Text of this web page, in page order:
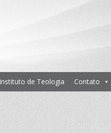
Instituto de Teologia Contato